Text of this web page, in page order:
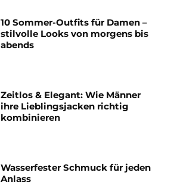
10 Sommer-Outfits für Damen –
stilvolle Looks von morgens bis
abends
Zeitlos & Elegant: Wie Männer
ihre Lieblingsjacken richtig
kombinieren
Wasserfester Schmuck für jeden
Anlass